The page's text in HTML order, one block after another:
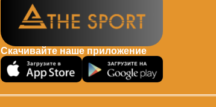
Скачивайте наше приложение